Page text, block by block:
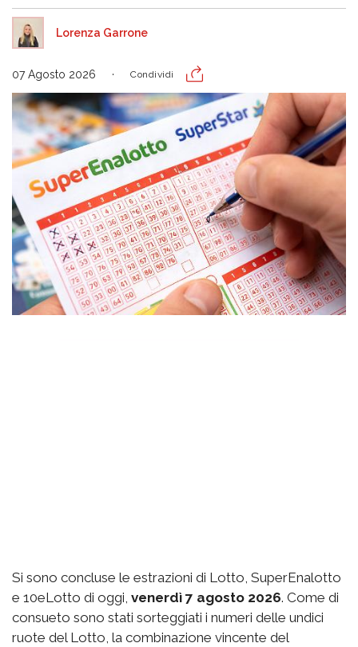
Lorenza Garrone
07 Agosto 2026 Condividi
Si sono concluse le estrazioni di Lotto, SuperEnalotto
e 10eLotto di oggi, venerdì 7 agosto 2026. Come di
consueto sono stati sorteggiati i numeri delle undici
ruote del Lotto, la combinazione vincente del